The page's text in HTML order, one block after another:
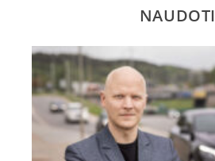
NAUDOTI